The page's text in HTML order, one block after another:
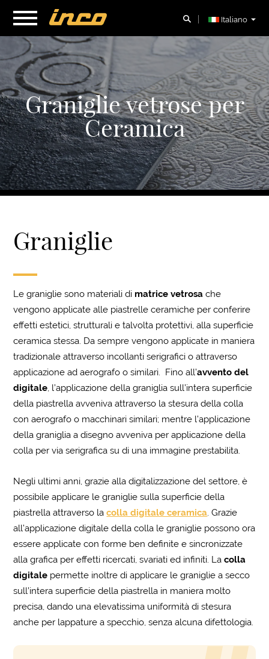
Italiano
Graniglie vetrose per
Ceramica
Graniglie
Le graniglie sono materiali di matrice vetrosa che
vengono applicate alle piastrelle ceramiche per conferire
effetti estetici, strutturali e talvolta protettivi, alla superficie
ceramica stessa. Da sempre vengono applicate in maniera
tradizionale attraverso incollanti serigrafici o attraverso
applicazione ad aerografo o similari. Fino all’avvento del
digitale, l’applicazione della graniglia sull’intera superficie
della piastrella avveniva attraverso la stesura della colla
con aerografo o macchinari similari; mentre l’applicazione
della graniglia a disegno avveniva per applicazione della
colla per via serigrafica su di una immagine prestabilita.
Negli ultimi anni, grazie alla digitalizzazione del settore, è
possibile applicare le graniglie sulla superficie della
piastrella attraverso lacolla digitale ceramica. Grazie
all’applicazione digitale della colla le graniglie possono ora
essere applicate con forme ben definite e sincronizzate
alla grafica per effetti ricercati, svariati ed infiniti. Lacolla
digitale permette inoltre di applicare le graniglie a secco
sull’intera superficie della piastrella in maniera molto
precisa, dando una elevatissima uniformità di stesura
anche per lappature a specchio, senza alcuna difettologia.